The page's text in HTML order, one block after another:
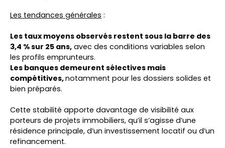
Les tendances générales :
Les taux moyens observés restent sous la barre des
3,4 % sur 25 ans, avec des conditions variables selon
les profils emprunteurs.
Les banques demeurent sélectives mais
compétitives,notamment pour les dossiers solides et
bien préparés.
Cette stabilité apporte davantage de visibilité aux
porteurs de projets immobiliers, qu’il s’agisse d’une
résidence principale, d’un investissement locatif ou d’un
refinancement.